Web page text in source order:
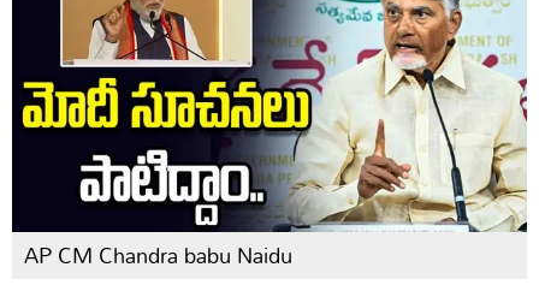
AP CM Chandra babu Naidu